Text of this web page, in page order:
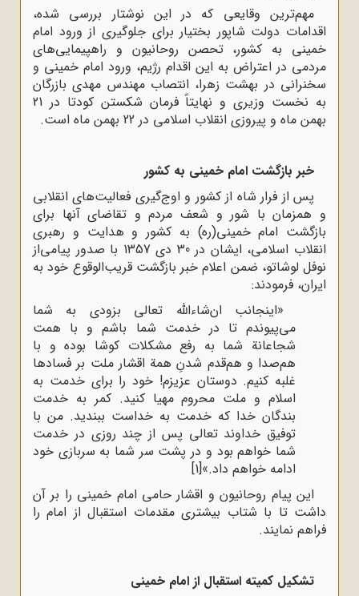
مهم‌ترین وقایعی که در این نوشتار بررسی شده،
اقدامات دولت شاپور بختیار برای جلوگیری از ورود امام
خمینی به کشور، تحصن روحانیون و راهپیمایی‌های
مردمی در اعتراض به این اقدام رژیم، ورود امام خمینی و
سخنرانی در بهشت زهرا، انتصاب مهندس مهدی بازرگان
به نخست وزیری و نهایتاً فرمان شکستن کودتا در 21
بهمن ماه و پیروزی انقلاب اسلامی در 22 بهمن ماه است.
خبر بازگشت امام خمینی به کشور
پس از فرار شاه از کشور و اوج‌گیری فعالیت‌های انقلابی
و همزمان با شور و شعف مردم و تقاضای آنها برای
بازگشت امام خمینی(ره) به کشور و هدایت و رهبری
انقلاب اسلامی، ایشان در 30 دى 1357 با صدور پیامی‌از
نوفل لوشاتو، ضمن اعلام خبر بازگشت قریب‌الوقوع خود به
ایران، فرمودند:
«اینجانب ان‌شاء‌الله تعالى بزودى به شما
مى‌پیوندم تا در خدمت شما باشم و با همت
شجاعانة شما به رفع مشکلات کوشا بوده و با
هم‌صدا و هم‌قدم شدنِ همة اقشار ملت بر فسادها
غلبه کنیم. دوستان عزیزم! خود را براى خدمت به
اسلام و ملت محروم مهیا کنید. کمر به خدمت
بندگان خدا که خدمت به خداست ببندید. من با
توفیق خداوند تعالى پس از چند روزى در خدمت
شما خواهم بود و در پشت سر شما به سربازى خود
ادامه خواهم داد.»[1]
این پیام روحانیون و اقشار حامی ‌امام خمینی را بر آن
داشت تا با شتاب بیشتری مقدمات استقبال از امام را
فراهم نمایند.
تشکیل کمیته استقبال از امام خمینی